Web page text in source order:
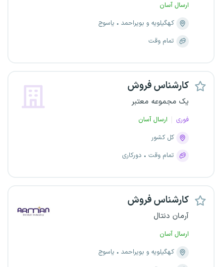
ارسال آسان
کهگیلویه و بویراحمد
یاسوج
تمام وقت
کارشناس فروش
یک مجموعه معتبر
فوری
ارسال آسان
کل کشور
تمام وقت
دورکاری
کارشناس فروش
آرمان دنتال
ارسال آسان
کهگیلویه و بویراحمد
یاسوج